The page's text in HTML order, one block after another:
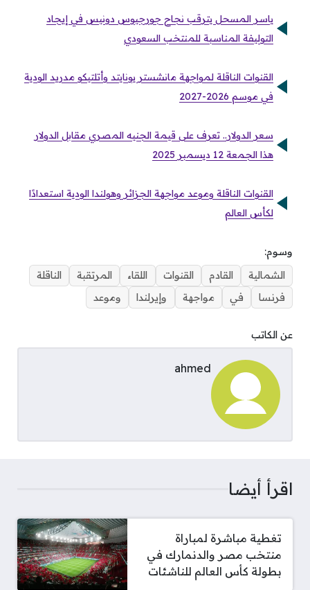
ياسر المسحل يترقب نجاح جورجيوس دونيس في إيجاد
التوليفة المناسبة للمنتخب السعودي
القنوات الناقلة لمواجهة مانشستر يونايتد وأتلتيكو مدريد الودية
في موسم 2026-2027
سعر الدولار.. تعرف على قيمة الجنيه المصري مقابل الدولار
هذا الجمعة 12 ديسمبر 2025
القنوات الناقلة وموعد مواجهة الجزائر وهولندا الودية استعدادًا
لكأس العالم
وسوم:
الشمالية
القادم القنوات اللقاء المرتقبة
الناقلة
فرنسا
في مواجهة وإيرلندا وموعد
عن الكاتب
ahmed
اقرأ أيضا
تغطية مباشرة لمباراة
منتخب مصر والدنمارك في
بطولة كأس العالم للناشئات